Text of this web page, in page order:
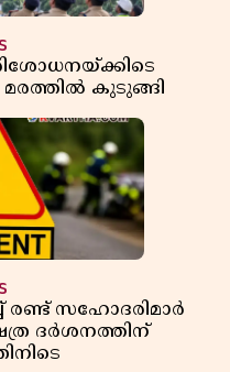
മരത്തിൽ കുടുങ്ങി
രണ്ട് സഹോദരിമാർ
ദർശനത്തിന്